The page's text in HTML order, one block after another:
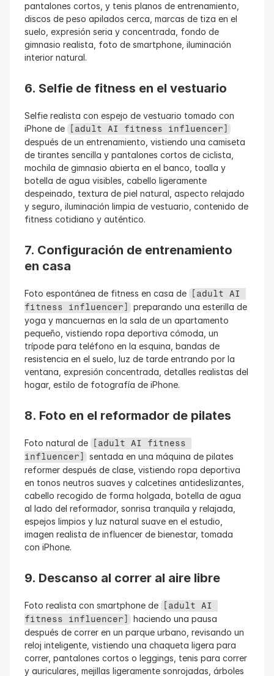
pantalones cortos, y tenis planos de entrenamiento,
discos de peso apilados cerca, marcas de tiza en el
suelo, expresión seria y concentrada, fondo de
gimnasio realista, foto de smartphone, iluminación
interior natural.
6. Selfie de fitness en el vestuario
Selfie realista con espejo de vestuario tomado con
iPhone de
[adult AI fitness influencer]
después de un entrenamiento, vistiendo una camiseta
de tirantes sencilla y pantalones cortos de ciclista,
mochila de gimnasio abierta en el banco, toalla y
botella de agua visibles, cabello ligeramente
despeinado, textura de piel natural, aspecto relajado
y seguro, iluminación limpia de vestuario, contenido de
fitness cotidiano y auténtico.
7. Configuración de entrenamiento
en casa
Foto espontánea de fitness en casa de
[adult AI
fitness influencer] preparando una esterilla de
yoga y mancuernas en la sala de un apartamento
pequeño, vistiendo ropa deportiva cómoda, un
trípode para teléfono en la esquina, bandas de
resistencia en el suelo, luz de tarde entrando por la
ventana, expresión concentrada, detalles realistas del
hogar, estilo de fotografía de iPhone.
8. Foto en el reformador de pilates
Foto natural de
[adult AI fitness
influencer] sentada en una máquina de pilates
reformer después de clase, vistiendo ropa deportiva
en tonos neutros suaves y calcetines antideslizantes,
cabello recogido de forma holgada, botella de agua
al lado del reformador, sonrisa tranquila y relajada,
espejos limpios y luz natural suave en el estudio,
imagen realista de influencer de bienestar, tomada
con iPhone.
9. Descanso al correr al aire libre
Foto realista con smartphone de
[adult AI
fitness influencer] haciendo una pausa
después de correr en un parque urbano, revisando un
reloj inteligente, vistiendo una chaqueta ligera para
correr, pantalones cortos o leggings, tenis para correr
y auriculares, mejillas ligeramente sonrojadas, árboles